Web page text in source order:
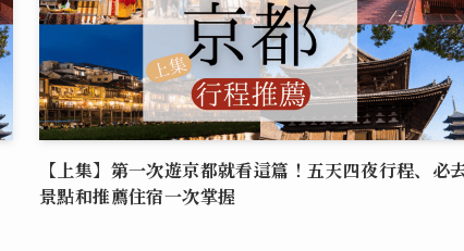
【上集】第一次遊京都就看這篇！五天四夜行程、必
景點和推薦住宿一次掌握